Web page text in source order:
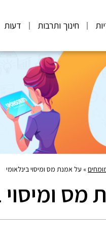
חינוך ותרבות דעות
» על אמנת מס ומיסוי בינלאומי
ומיסוי